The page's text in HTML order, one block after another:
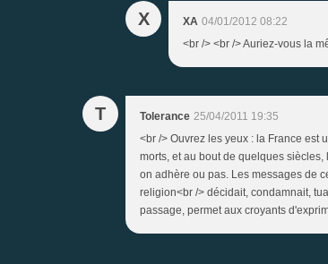
X XA 04/01/2012 08:22
<br /> <br /> Auriez-vous la
T Tolerance 25/04/2011 19:35
<br /> Ouvrez les yeux : la France est
morts, et au bout de quelques
on adhère ou pas. Les messages de
religion<br /> décidait, condamnait,
passage, permet aux croyants